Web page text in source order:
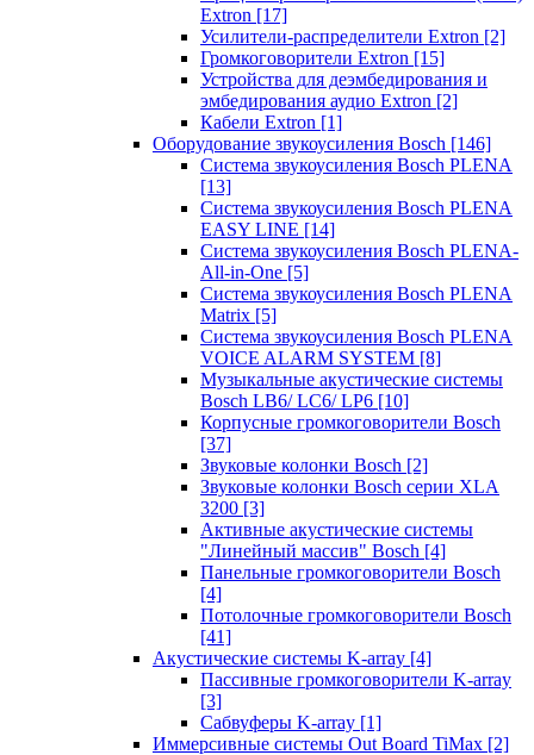
Extron [17]
Усилители-распределители Extron [2]
Громкоговорители Extron [15]
Устройства для деэмбедирования и
эмбедирования аудио Extron [2]
Кабели Extron [1]
Оборудование звукоусиления Bosch [146]
Система звукоусиления Bosch PLENA
[13]
Система звукоусиления Bosch PLENA
EASY LINE [14]
Система звукоусиления Bosch PLENA-
All-in-One [5]
Система звукоусиления Bosch PLENA
Matrix [5]
Система звукоусиления Bosch PLENA
VOICE ALARM SYSTEM [8]
Музыкальные акустические системы
Bosch LB6/ LC6/ LP6 [10]
Корпусные громкоговорители Bosch
[37]
Звуковые колонки Bosch [2]
Звуковые колонки Bosch серии XLA
3200 [3]
Активные акустические системы
"Линейный массив" Bosch [4]
Панельные громкоговорители Bosch
[4]
Потолочные громкоговорители Bosch
[41]
Акустические системы K-array [4]
Пассивные громкоговорители K-array
[3]
Сабвуферы K-array [1]
Иммерсивные системы Out Board TiMax [2]